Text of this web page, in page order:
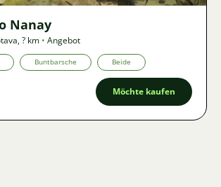
Nanay
,? km • Angebot
Buntbarsche Beide
Möchte kaufen